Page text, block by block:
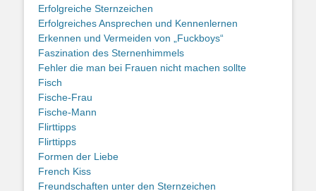
Erfolgreiche Sternzeichen
Erfolgreiches Ansprechen und Kennenlernen
Erkennen und Vermeiden von „Fuckboys“
Faszination des Sternenhimmels
Fehler die man bei Frauen nicht machen sollte
Fisch
Fische-Frau
Fische-Mann
Flirttipps
Flirttipps
Formen der Liebe
French Kiss
Freundschaften unter den Sternzeichen